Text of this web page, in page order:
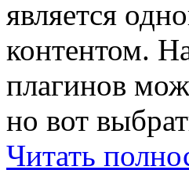
является
контентом.
плагинов
но вот
Читать